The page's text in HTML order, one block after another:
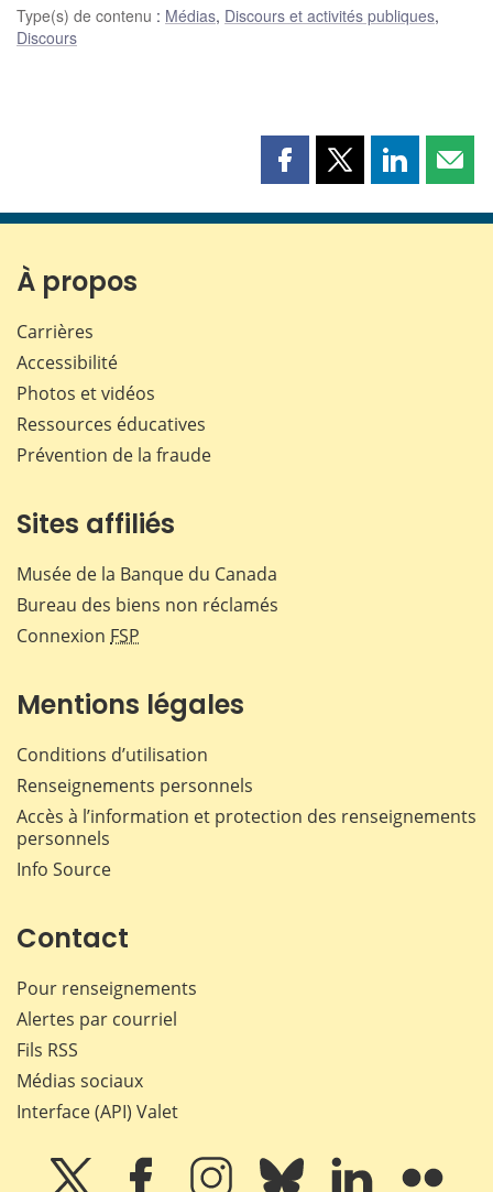
Type(s) de contenu : Médias, Discours et activités publiques,
Discours
Partager
page
Partager
page
Partager
page page
À propos
Carrières
Accessibilité
Photos et vidéos
Ressources éducatives
Prévention de la fraude
Sites affiliés
Musée de la Banque du Canada
Bureau des biens non réclamés
Connexion FSP
Mentions légales
Conditions d’utilisation
Renseignements personnels
Accès à l’information et protection des renseignements
personnels
Info Source
Contact
Pour renseignements
Alertes par courriel
Fils RSS
Médias sociaux
Interface (API) Valet